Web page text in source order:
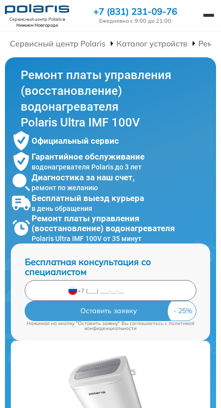
Сервисный центр Polarisв
Нижнем Новгороде
+7 (831) 231-09-76
Ежедневно с 9:00 до 21:00
Сервисный центр Polaris Каталог устройств
Ремонт платы управления
(восстановление)
водонагревателя
Polaris Ultra IMF 100V
Официальный сервис
Гарантийное обслуживание
водонагревателя Polaris до 3 лет
Диагностика за наш счет,
ремонт по желанию
Бесплатный выезд курьера
в день обращения
Ремонт платы управления
(восстановление) водонагревателя
Polaris Ultra IMF 100V от 35 минут
Бесплатная консультация со
специалистом
Оставить заявку
Нажимая на кнопку "Оставить заявку" Вы соглашаетесь cполитикой
конфиденциальности